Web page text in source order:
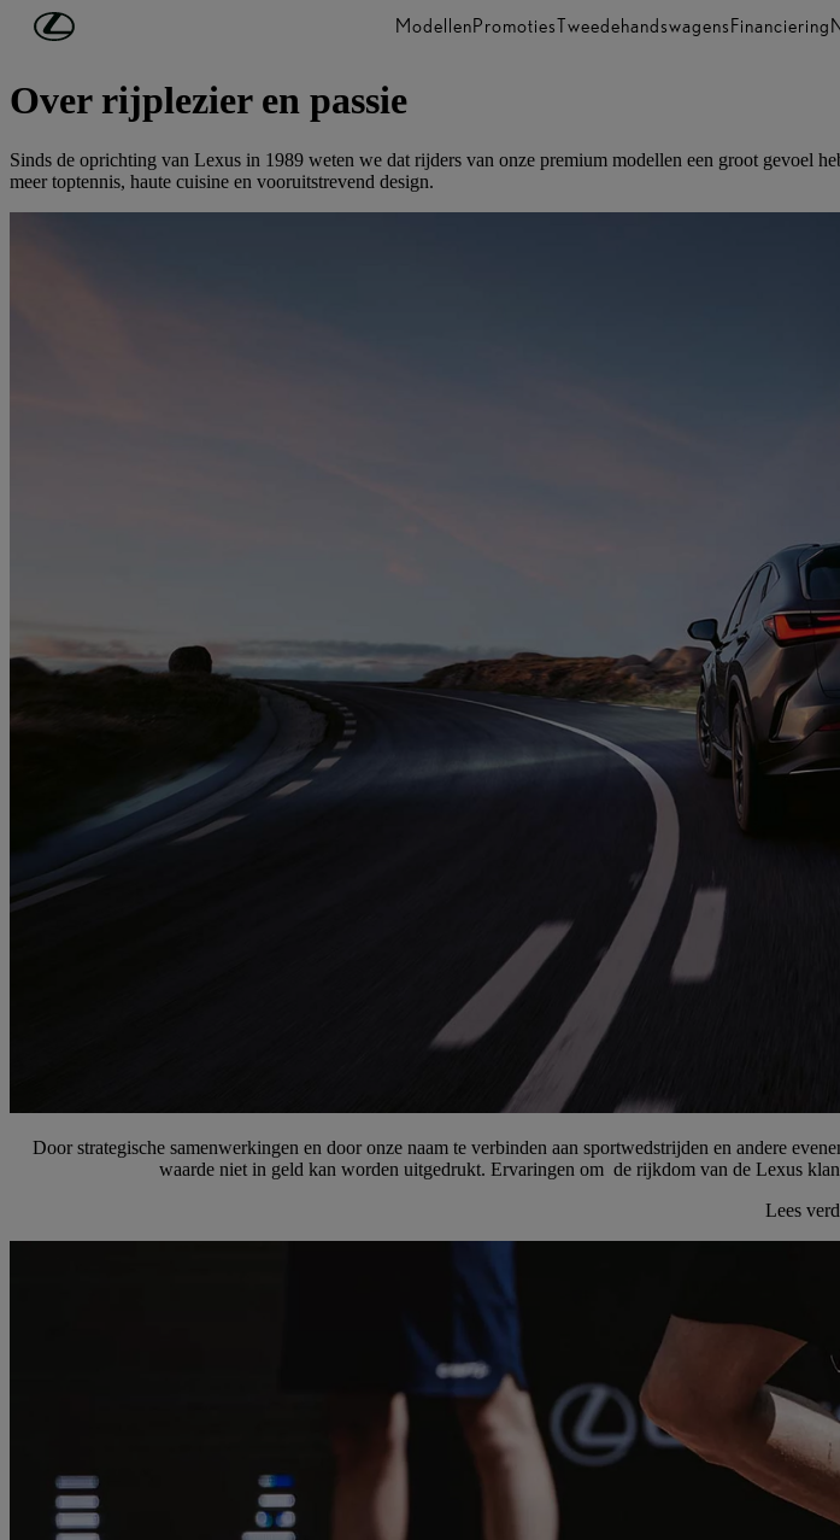
Ga naar de hoofdinhoud ModellenPromotiesTweedehandswagensFinanciering
MAAK KENNIS MET LEXUS
Over rijplezier en passie
Sinds de oprichting van Lexus in 1989 weten we dat rijders van onze premium modellen een groot gevoel
meer toptennis, haute cuisine en vooruitstrevend design.
Door strategische samenwerkingen en door onze naam te verbinden aan sportwedstrijden en andere
waarde niet in geld kan worden uitgedrukt. Ervaringen om de rijkdom van de Lexus
Lees